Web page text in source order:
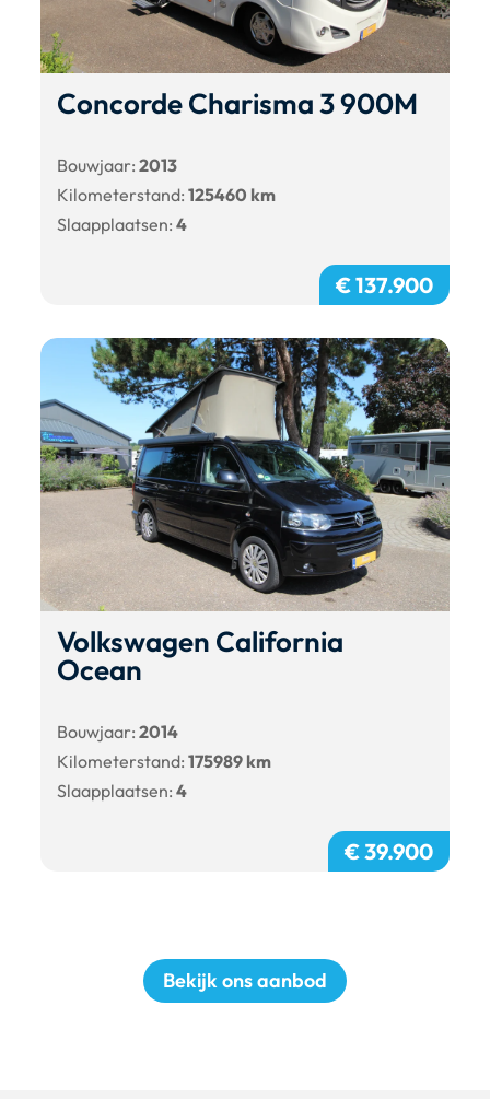
Concorde Charisma 3 900M
Bouwjaar:2013
Kilometerstand:125460 km
Slaapplaatsen:4
€ 137.900
Volkswagen California
Ocean
Bouwjaar:2014
Kilometerstand:175989 km
Slaapplaatsen:4
€ 39.900
Bekijk ons aanbod